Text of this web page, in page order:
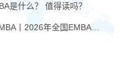
是什么？ 值得读吗？
EMBA丨2026年全国EMBA学费汇总